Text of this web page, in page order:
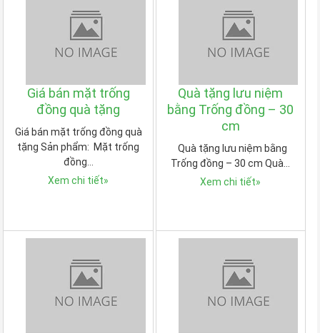
Giá bán mặt trống
đồng quà tặng
Giá bán mặt trống đồng quà
tặng Sản phẩm: Mặt trống
đồng…
Xem chi tiết»
Quà tặng lưu niệm
bằng Trống đồng – 30
cm
Quà tặng lưu niệm bằng
Trống đồng – 30 cm Quà…
Xem chi tiết»